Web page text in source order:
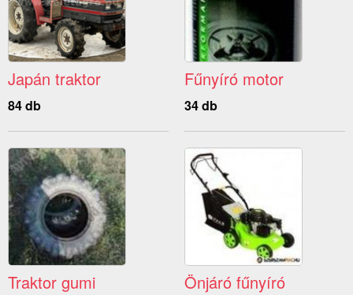
Japán traktor
84 db
Fűnyíró motor
34 db
Traktor gumi Önjáró fűnyíró